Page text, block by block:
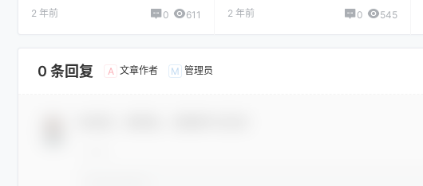
2 年前 0 611 2 年前 0 545
0 条回复 A 文章作者 M 管理员